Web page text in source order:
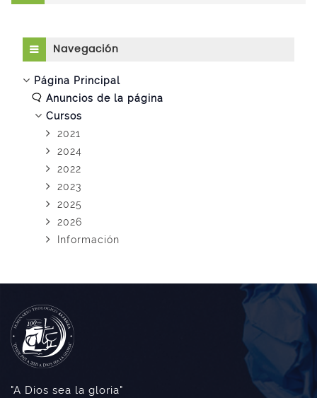
Navegación
Página Principal
Anuncios de la página
Cursos
2021
2024
2022
2023
2025
2026
Información
"A Dios sea la gloria"